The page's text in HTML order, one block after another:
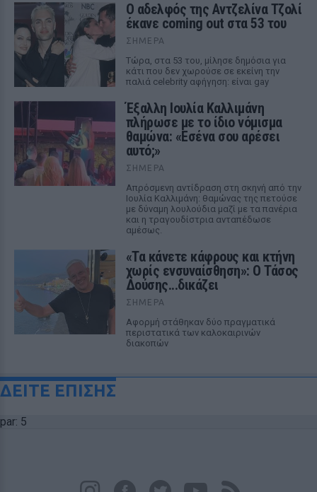
Ο αδελφός της Αντζελίνα Τζολί
έκανε coming out στα 53 του
ΣΉΜΕΡΑ
Τώρα, στα 53 του, μίλησε δημόσια για
κάτι που δεν χωρούσε σε εκείνη την
παλιά celebrity αφήγηση: είναι gay
Έξαλλη Ιουλία Καλλιμάνη
πλήρωσε με το ίδιο νόμισμα
θαμώνα: «Εσένα σου αρέσει
αυτό;»
ΣΉΜΕΡΑ
Απρόσμενη αντίδραση στη σκηνή από την
Ιουλία Καλλιμάνη: θαμώνας της πετούσε
με δύναμη λουλούδια μαζί με τα πανέρια
και η τραγουδίστρια ανταπέδωσε
αμέσως.
«Τα κάνετε κάφρους και κτήνη
χωρίς ενσυναίσθηση»: Ο Τάσος
Δούσης...δικάζει
ΣΉΜΕΡΑ
Αφορμή στάθηκαν δύο πραγματικά
περιστατικά των καλοκαιρινών
διακοπών
ΔΕΙΤΕ ΕΠΙΣΗΣ
par: 5